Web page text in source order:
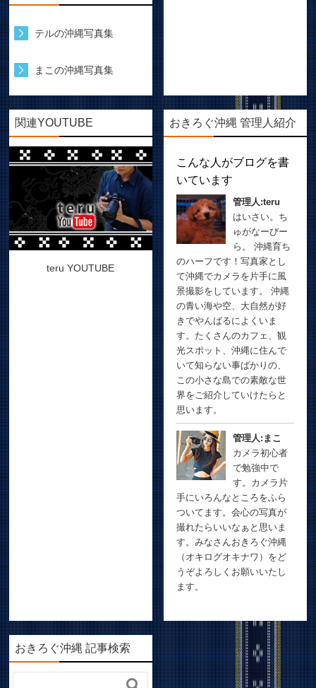
テルの沖縄写真集
まこの沖縄写真集
関連YOUTUBE
teru YOUTUBE
おきろぐ沖縄 管理人紹介
こんな人がブログを書
いています
管理人:teru
はいさい。ち
ゅがなーびー
ら。 沖縄育ち
のハーフです！写真家とし
て沖縄でカメラを片手に風
景撮影をしています。 沖縄
の青い海や空、大自然が好
きでやんばるによくいま
す。たくさんのカフェ、観
光スポット、沖縄に住んで
いて知らない事ばかりの、
この小さな島での素敵な世
界をご紹介していけたらと
思います。
管理人:まこ
カメラ初心者
で勉強中で
す。カメラ片
手にいろんなところをふら
ついてます。会心の写真が
撮れたらいいなぁと思いま
す。みなさんおきろぐ沖縄
（オキログオキナワ）をど
うぞよろしくお願いいたし
ます。
おきろぐ沖縄 記事検索
